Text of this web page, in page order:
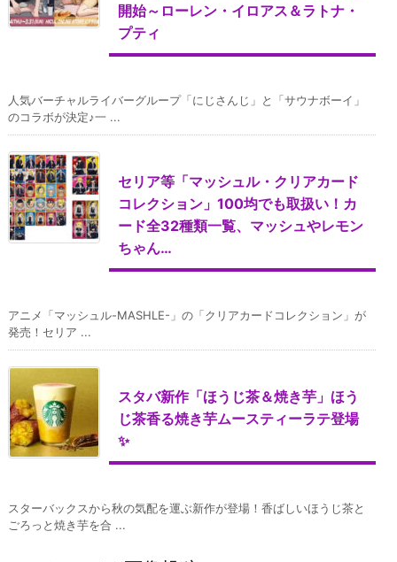
開始～ローレン・イロアス＆ラトナ・
プティ
人気バーチャルライバーグループ「にじさんじ」と「サウナボーイ」
のコラボが決定♪一 ...
セリア等「マッシュル・クリアカード
コレクション」100均でも取扱い！カ
ード全32種類一覧、マッシュやレモン
ちゃん…
アニメ「マッシュル-MASHLE-」の「クリアカードコレクション」が
発売！セリア ...
スタバ新作「ほうじ茶＆焼き芋」ほう
じ茶香る焼き芋ムースティーラテ登場
✨
スターバックスから秋の気配を運ぶ新作が登場！香ばしいほうじ茶と
ごろっと焼き芋を合 ...